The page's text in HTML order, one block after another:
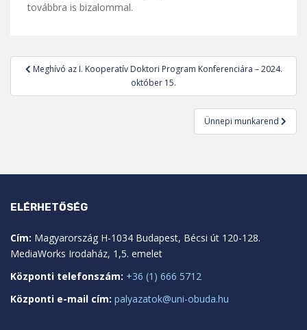
továbbra is bizalommal.
Bejegyzés
Meghívó az I. Kooperatív Doktori Program Konferenciára – 2024.
október 15.
Ünnepi munkarend
ELÉRHETŐSÉG
Cím: Magyarország H-1034 Budapest, Bécsi út 120-128.
MediaWorks Irodaház, 1,5. emelet
Központi telefonszám: +36 (1) 666 5712
Központi e-mail cím: palyazatok@uni-obuda.hu